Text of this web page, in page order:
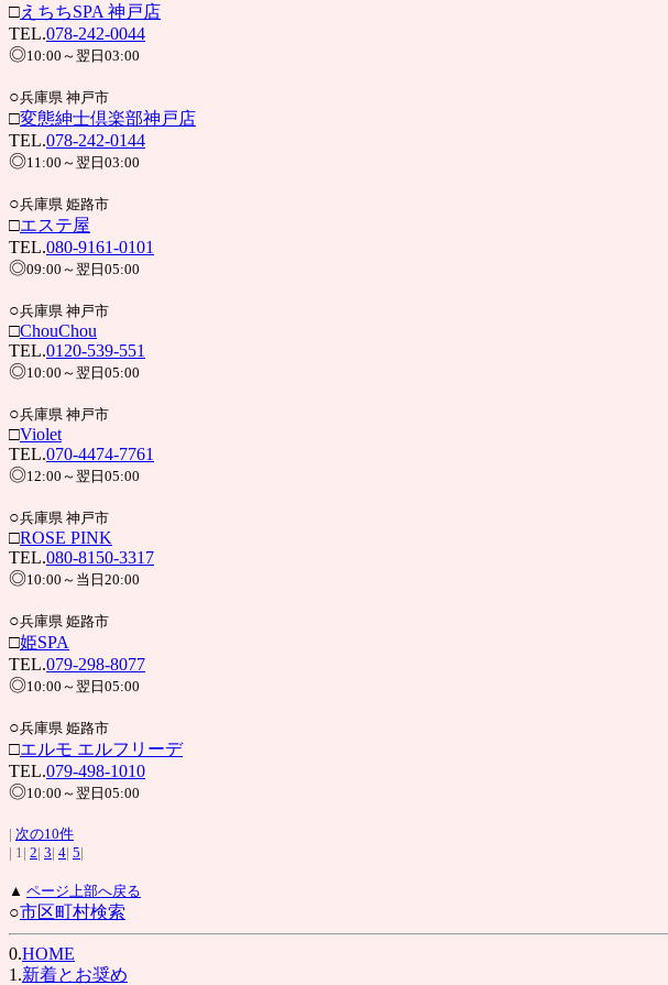
□えちちSPA 神戸店
TEL.078-242-0044
◎10:00～翌日03:00
○兵庫県 神戸市
□変態紳士倶楽部神戸店
TEL.078-242-0144
◎11:00～翌日03:00
○兵庫県 姫路市
□エステ屋
TEL.080-9161-0101
◎09:00～翌日05:00
○兵庫県 神戸市
□ChouChou
TEL.0120-539-551
◎10:00～翌日05:00
○兵庫県 神戸市
□Violet
TEL.070-4474-7761
◎12:00～翌日05:00
○兵庫県 神戸市
□ROSE PINK
TEL.080-8150-3317
◎10:00～当日20:00
○兵庫県 姫路市
□姫SPA
TEL.079-298-8077
◎10:00～翌日05:00
○兵庫県 姫路市
□エルモ エルフリーデ
TEL.079-498-1010
◎10:00～翌日05:00
| 次の10件
| 1| 2| 3| 4| 5|
▲ ページ上部へ戻る
○市区町村検索
0.HOME
1.新着とお奨め